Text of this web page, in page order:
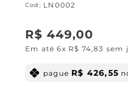
: LN0002
R$ 449,00
Em até6x R$ 74,83 sem
pague R$ 426,55